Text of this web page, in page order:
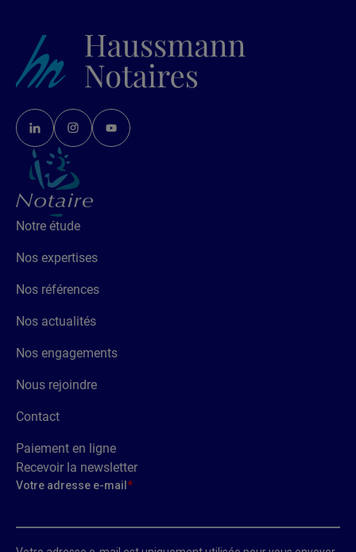
Notre étude
Nos expertises
Nos références
Nos actualités
Nos engagements
Nous rejoindre
Contact
Paiement en ligne
Recevoir la newsletter